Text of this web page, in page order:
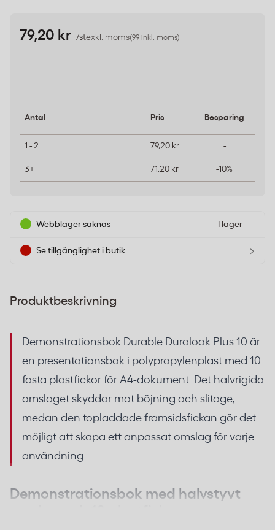
79,20 kr /stexkl. moms(99 inkl. moms)
Antal Pris Besparing
1 - 2 79,20 kr -
3+ 71,20 kr -10%
Webblager saknas I lager
Se tillgänglighet i butik ›
Produktbeskrivning
Demonstrationsbok Durable Duralook Plus 10 är
en presentationsbok i polypropylenplast med 10
fasta plastfickor för A4-dokument. Det halvrigida
omslaget skyddar mot böjning och slitage,
medan den topladdade framsidsfickan gör det
möjligt att skapa ett anpassat omslag för varje
användning.
Demonstrationsbok med halvstyvt